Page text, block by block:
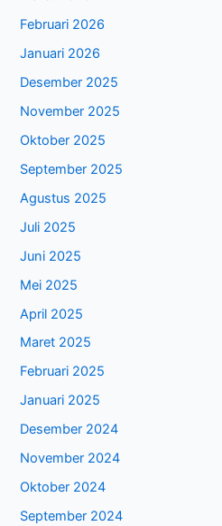
Februari 2026
Januari 2026
Desember 2025
November 2025
Oktober 2025
September 2025
Agustus 2025
Juli 2025
Juni 2025
Mei 2025
April 2025
Maret 2025
Februari 2025
Januari 2025
Desember 2024
November 2024
Oktober 2024
September 2024